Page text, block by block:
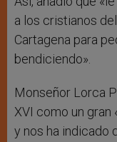
a los cristianos
Cartagena para
bendiciendo».
Monseñor Lorca
XVI como un gran
y nos ha indicado